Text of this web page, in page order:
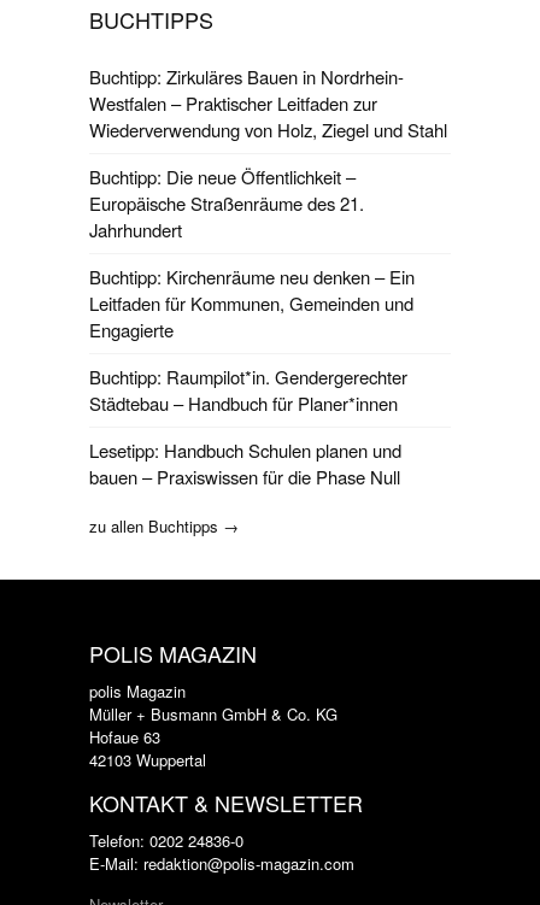
BUCHTIPPS
Buchtipp: Zirkuläres Bauen in Nordrhein-
Westfalen – Praktischer Leitfaden zur
Wiederverwendung von Holz, Ziegel und Stahl
Buchtipp: Die neue Öffentlichkeit –
Europäische Straßenräume des 21.
Jahrhundert
Buchtipp: Kirchenräume neu denken – Ein
Leitfaden für Kommunen, Gemeinden und
Engagierte
Buchtipp: Raumpilot*in. Gendergerechter
Städtebau – Handbuch für Planer*innen
Lesetipp: Handbuch Schulen planen und
bauen – Praxiswissen für die Phase Null
zu allen Buchtipps →
POLIS MAGAZIN
polis Magazin
Müller + Busmann GmbH & Co. KG
Hofaue 63
42103 Wuppertal
KONTAKT & NEWSLETTER
Telefon: 0202 24836-0
E-Mail: redaktion@polis-magazin.com